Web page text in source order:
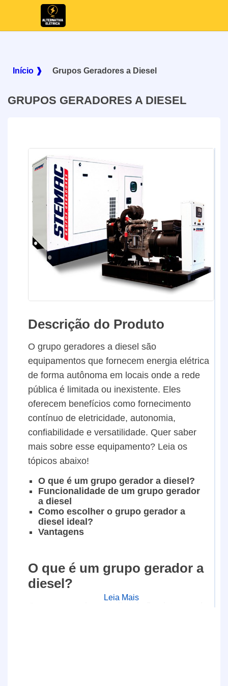
Início ❱ Grupos Geradores a Diesel
GRUPOS GERADORES A DIESEL
Descrição do Produto
O grupo geradores a diesel são
equipamentos que fornecem energia elétrica
de forma autônoma em locais onde a rede
pública é limitada ou inexistente. Eles
oferecem benefícios como fornecimento
contínuo de eletricidade, autonomia,
confiabilidade e versatilidade. Quer saber
mais sobre esse equipamento? Leia os
tópicos abaixo!
O que é um grupo gerador a diesel?
Funcionalidade de um grupo gerador
a diesel
Como escolher o grupo gerador a
diesel ideal?
Vantagens
O que é um grupo gerador a
diesel?
Leia Mais